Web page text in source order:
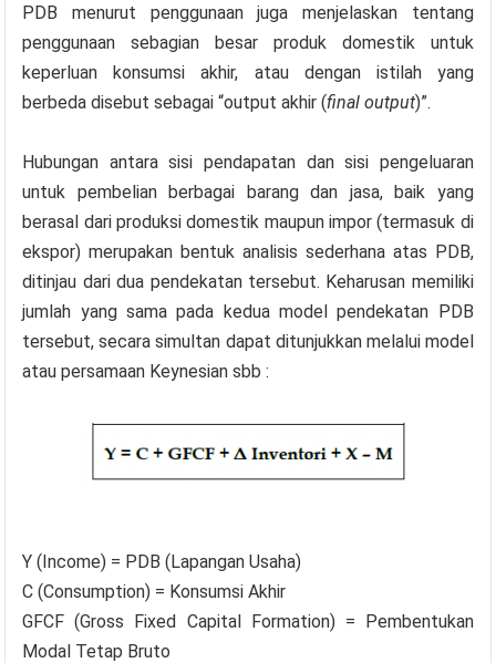
PDB menurut penggunaan juga menjelaskan tentang
penggunaan sebagian besar produk domestik untuk
keperluan konsumsi akhir, atau dengan istilah yang
berbeda disebut sebagai “output akhir (final output)”.
Hubungan antara sisi pendapatan dan sisi pengeluaran
untuk pembelian berbagai barang dan jasa, baik yang
berasal dari produksi domestik maupun impor (termasuk di
ekspor) merupakan bentuk analisis sederhana atas PDB,
ditinjau dari dua pendekatan tersebut. Keharusan memiliki
jumlah yang sama pada kedua model pendekatan PDB
tersebut, secara simultan dapat ditunjukkan melalui model
atau persamaan Keynesian sbb :
Y (Income) = PDB (Lapangan Usaha)
C (Consumption) = Konsumsi Akhir
GFCF (Gross Fixed Capital Formation) = Pembentukan
Modal Tetap Bruto